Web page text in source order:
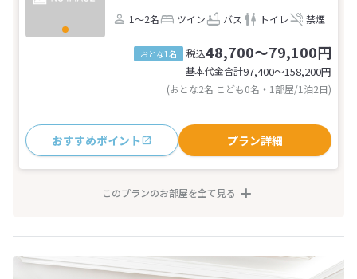
1～2名 ツイン バス トイレ 禁煙
おとな1名 税込48,700～79,100円
基本代金合計97,400〜158,200円
(おとな2名 こども0名・1部屋/1泊2日)
おすすめポイント プラン詳細
このプランのお部屋を全て見る